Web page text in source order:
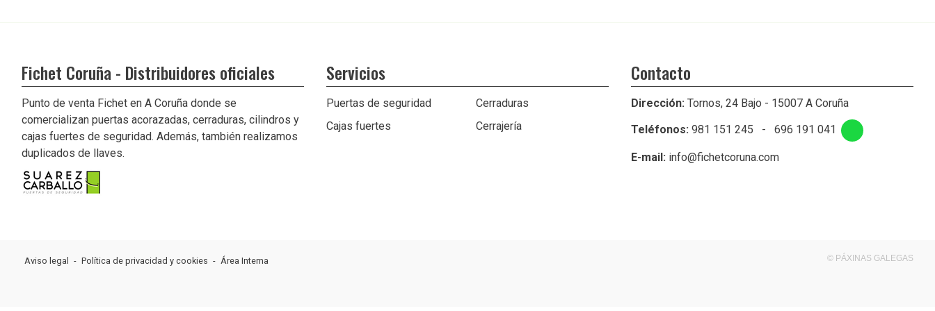
Fichet Coruña - Distribuidores oficiales
Punto de venta Fichet en A Coruña donde se
comercializan puertas acorazadas, cerraduras, cilindros y
cajas fuertes de seguridad. Además, también realizamos
duplicados de llaves.
Servicios
Puertas de seguridad
Cerraduras
Cajas fuertes
Cerrajería
Contacto
Dirección: Tornos, 24 Bajo - 15007 A Coruña
Teléfonos: 981 151 245 - 696 191 041
E-mail: info@fichetcoruna.com
Aviso legal - Política de privacidad y cookies - Área Interna © PÁXINAS GALEGAS